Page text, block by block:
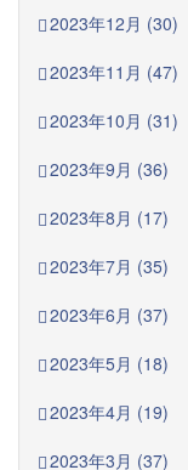
2023年12月 (30)
2023年11月 (47)
2023年10月 (31)
2023年9月 (36)
2023年8月 (17)
2023年7月 (35)
2023年6月 (37)
2023年5月 (18)
2023年4月 (19)
2023年3月 (37)